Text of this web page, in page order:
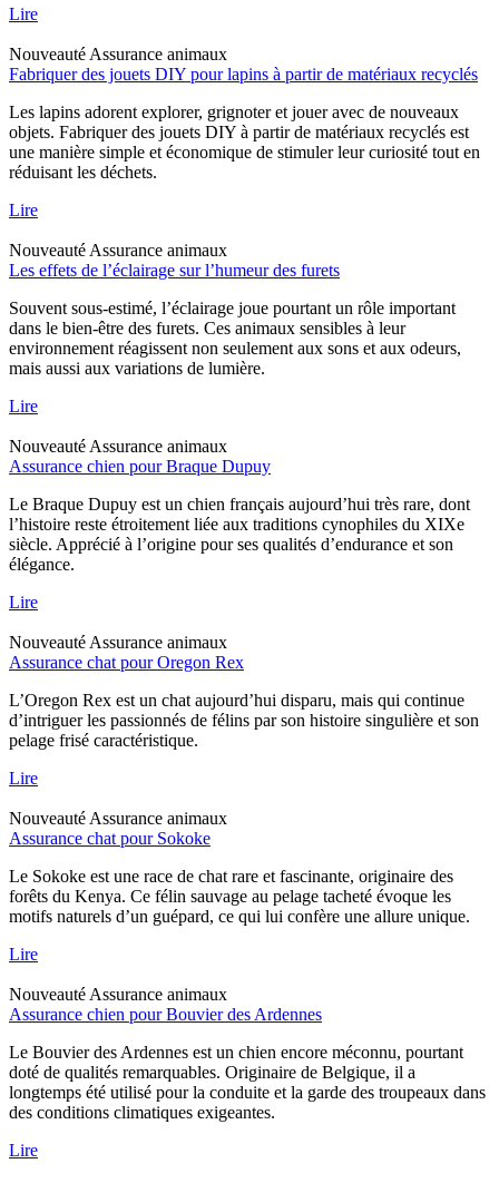
Lire
Nouveauté Assurance animaux
Fabriquer des jouets DIY pour lapins à partir de matériaux recyclés
Les lapins adorent explorer, grignoter et jouer avec de nouveaux
objets. Fabriquer des jouets DIY à partir de matériaux recyclés est
une manière simple et économique de stimuler leur curiosité tout en
réduisant les déchets.
Lire
Nouveauté Assurance animaux
Les effets de l’éclairage sur l’humeur des furets
Souvent sous-estimé, l’éclairage joue pourtant un rôle important
dans le bien-être des furets. Ces animaux sensibles à leur
environnement réagissent non seulement aux sons et aux odeurs,
mais aussi aux variations de lumière.
Lire
Nouveauté Assurance animaux
Assurance chien pour Braque Dupuy
Le Braque Dupuy est un chien français aujourd’hui très rare, dont
l’histoire reste étroitement liée aux traditions cynophiles du XIXe
siècle. Apprécié à l’origine pour ses qualités d’endurance et son
élégance.
Lire
Nouveauté Assurance animaux
Assurance chat pour Oregon Rex
L’Oregon Rex est un chat aujourd’hui disparu, mais qui continue
d’intriguer les passionnés de félins par son histoire singulière et son
pelage frisé caractéristique.
Lire
Nouveauté Assurance animaux
Assurance chat pour Sokoke
Le Sokoke est une race de chat rare et fascinante, originaire des
forêts du Kenya. Ce félin sauvage au pelage tacheté évoque les
motifs naturels d’un guépard, ce qui lui confère une allure unique.
Lire
Nouveauté Assurance animaux
Assurance chien pour Bouvier des Ardennes
Le Bouvier des Ardennes est un chien encore méconnu, pourtant
doté de qualités remarquables. Originaire de Belgique, il a
longtemps été utilisé pour la conduite et la garde des troupeaux dans
des conditions climatiques exigeantes.
Lire